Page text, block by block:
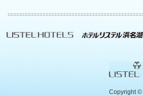
Copyright ©